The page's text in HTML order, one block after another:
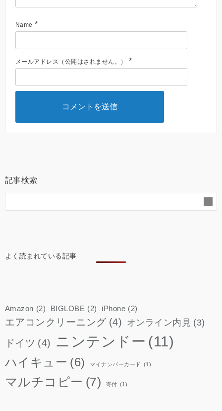
Name *
メールアドレス（公開はされません。） *
記事検索
よく読まれている記事
Amazon (2) BIGLOBE (2) iPhone (2)
エアコンクリーニング (4) オンライン内見 (3)
ドイツ (4) ニンテンドー (11)
ハイキュー (6) マイナンバーカード (1)
マルチコピー (7) 寄付 (1)